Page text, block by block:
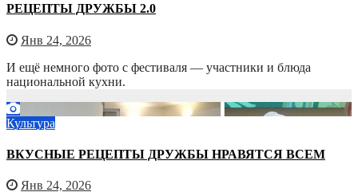
РЕЦЕПТЫ ДРУЖБЫ 2.0
Янв 24, 2026
И ещё немного фото с фестиваля — участники и блюда
национальной кухни.
Культура
ВКУСНЫЕ РЕЦЕПТЫ ДРУЖБЫ НРАВЯТСЯ ВСЕМ
Янв 24, 2026